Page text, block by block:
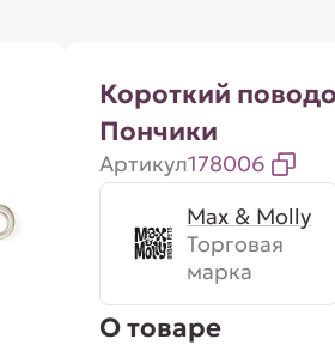
Короткий
Пончики
Артикул178006
Max & Molly
Торговая
марка
О товаре